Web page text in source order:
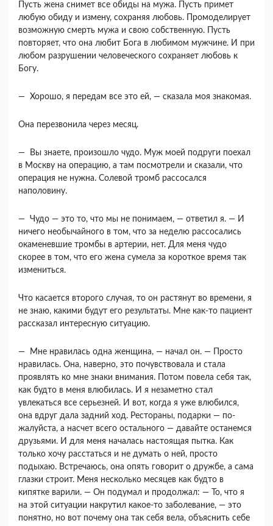
Пусть жена снимет все обиды на мужа. Пусть примет
любую обиду и измену, сохраняя любовь. Промоделирует
воз­можную смерть мужа и свою собственную. Пусть
повторяет, что она любит Бога в любимом мужчи­не. И при
любом разрушении человеческого со­храняет любовь к
Богу.
— Хорошо, я передам все это ей, — сказала моя знакомая.
Она перезвонила через месяц.
— Вы знаете, произошло чудо. Муж моей по­други поехал
в Москву на операцию, а там по­смотрели и сказали, что
операция не нужна. Соле­вой тромб рассосался
наполовину.
— Чудо — это то, что мы не понимаем, — отве­тил я. — И
ничего необычайного в том, что за не­делю рассосались
окаменевшие тромбы в артерии, нет. Для меня чудо
скорее в том, что его жена су­мела за короткое время так
измениться.
Что касается второго случая, то он растянут во времени, я
не знаю, какими будут его результаты. Мне как-то пациент
рассказал интересную си­туацию.
— Мне нравилась одна женщина, — начал он. — Просто
нравилась. Она, наверно, это по­чувствовала и стала
проявлять ко мне знаки вни­мания. Потом повела себя так,
как будто в меня влюбилась. И я незаметно стал
увлекаться все серьезней. И вот, когда я уже влюбился,
она вдруг дала задний ход. Рестораны, подарки — по­
жалуйста, а насчет всего остального — давайте останемся
друзьями. И для меня началась насто­ящая пытка. Как
только хочу расстаться и не ду­мать о ней, просто
подыхаю. Встречаюсь, она опять говорит о дружбе, а сама
глазки строит. Меня несколько месяцев как будто в
кипятке ва­рили. — Он подумал и продолжал: — То, что я
на этой ситуации накрутил какое-то заболевание, — это
понятно, но вот почему она так себя вела, объ­яснить себе